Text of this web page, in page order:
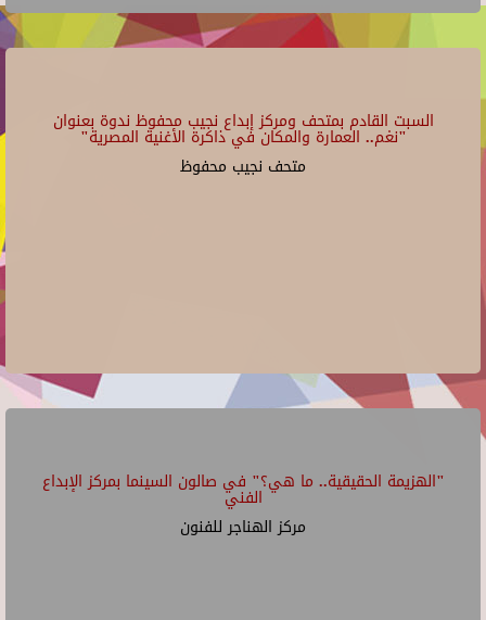
السبت القادم بمتحف ومركز إبداع نجيب محفوظ ندوة بعنوان
"نغم.. العمارة والمكان في ذاكرة الأغنية المصرية"
متحف نجيب محفوظ
"الهزيمة الحقيقية.. ما هي؟" في صالون السينما بمركز الإبداع
الفني
مركز الهناجر للفنون